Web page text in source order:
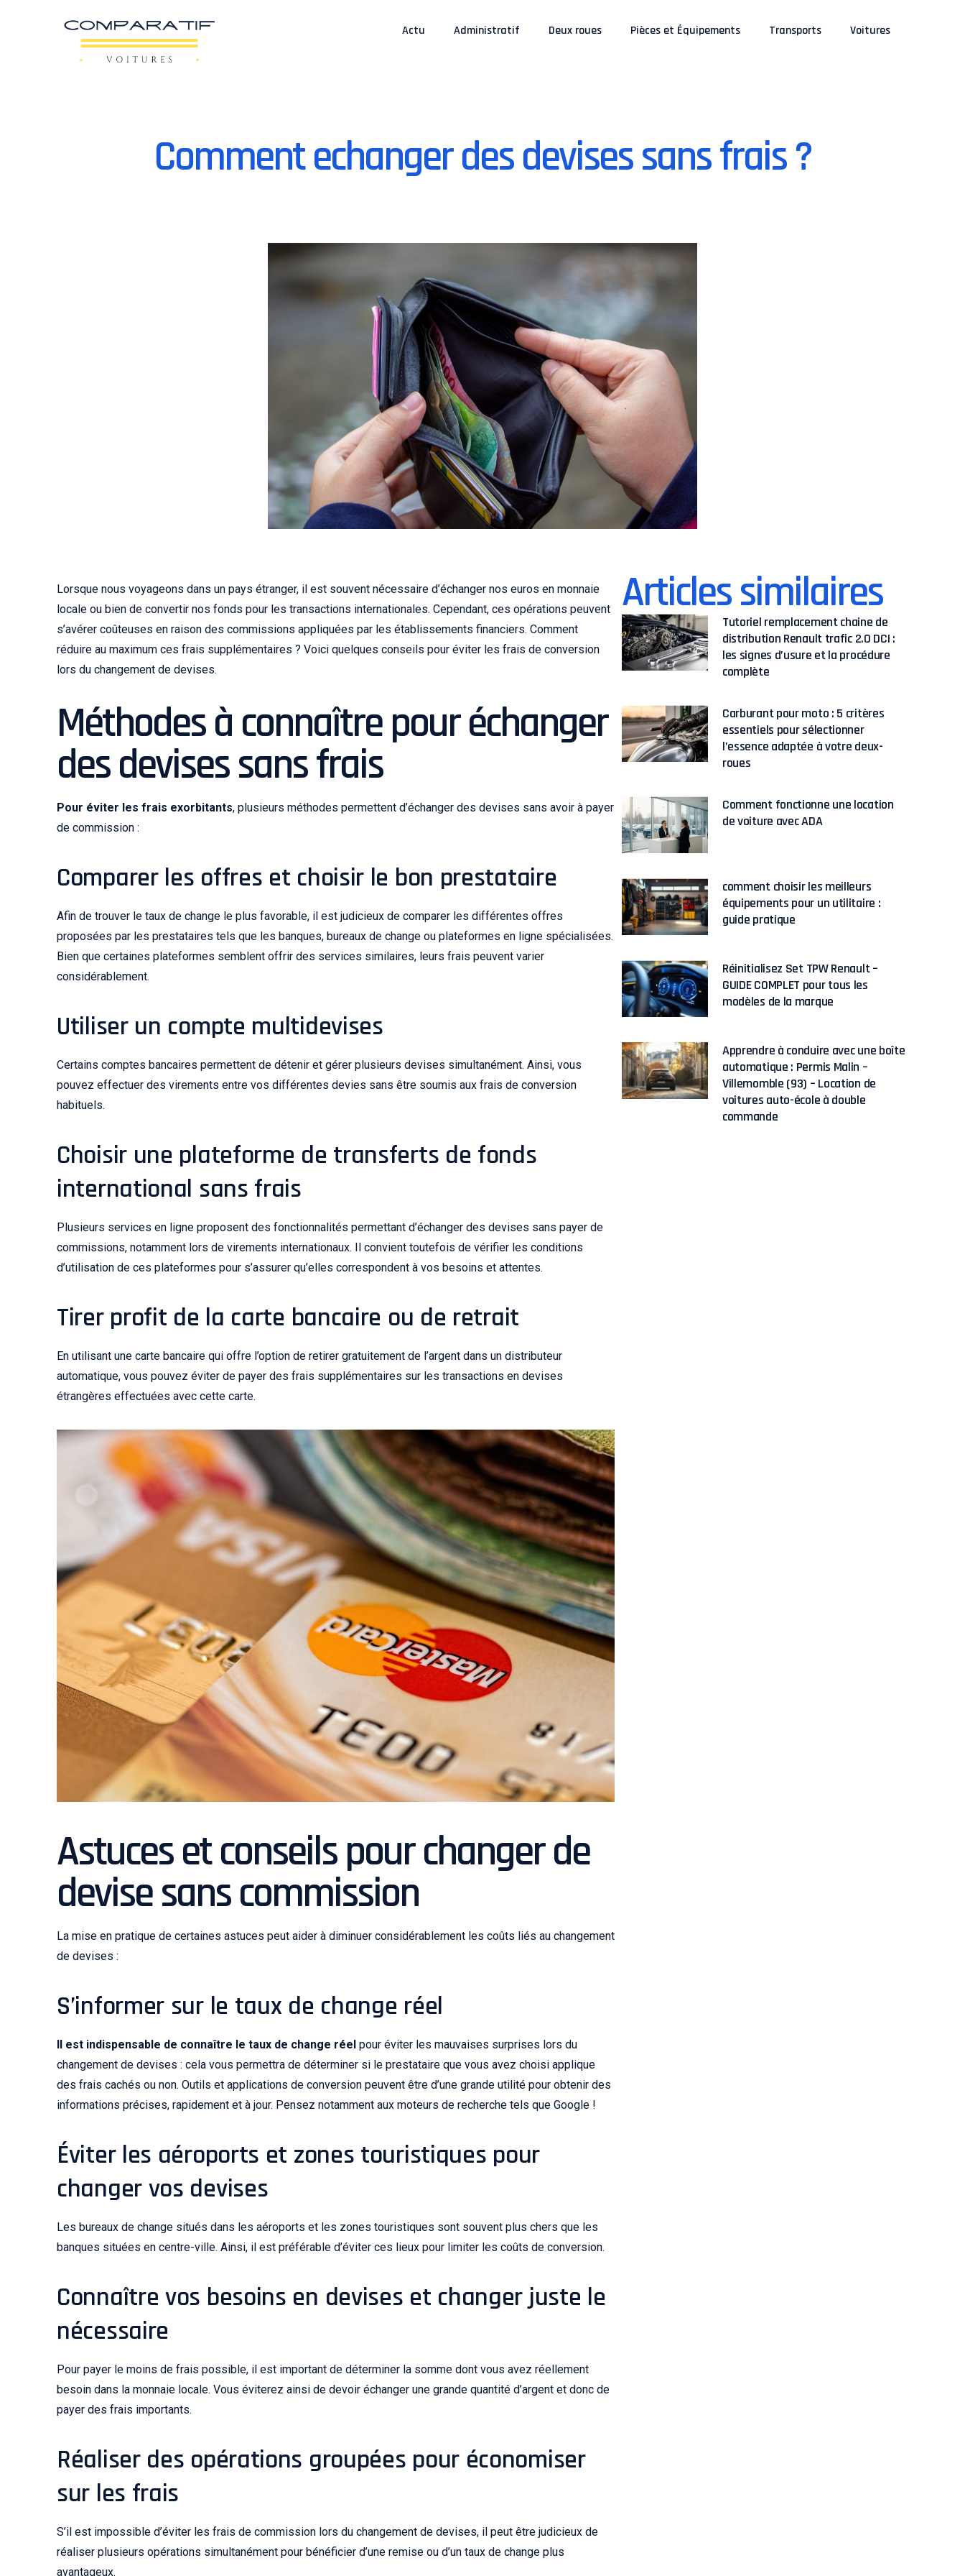
Actu Administratif Deux roues Pièces et Équipements Transports Voitures
Comment echanger des devises sans frais ?
Articles similaires
Tutoriel remplacement chaine de
distribution Renault trafic 2.0 DCI :
les signes d’usure et la procédure
complète
Carburant pour moto : 5 critères
essentiels pour sélectionner
l’essence adaptée à votre deux-
roues
Comment fonctionne une location
de voiture avec ADA
comment choisir les meilleurs
équipements pour un utilitaire :
guide pratique
Réinitialisez Set TPW Renault –
GUIDE COMPLET pour tous les
modèles de la marque
Apprendre à conduire avec une boîte
automatique : Permis Malin –
Villemomble (93) – Location de
voitures auto-école à double
commande
Lorsque nous voyageons dans un pays étranger, il est souvent nécessaire d’échanger nos euros en monnaie
locale ou bien de convertir nos fonds pour les transactions internationales. Cependant, ces opérations peuvent
s’avérer coûteuses en raison des commissions appliquées par les établissements financiers. Comment
réduire au maximum ces frais supplémentaires ? Voici quelques conseils pour éviter les frais de conversion
lors du changement de devises.
Méthodes à connaître pour échanger
des devises sans frais
Pour éviter les frais exorbitants, plusieurs méthodes permettent d’échanger des devises sans avoir à payer
de commission :
Comparer les offres et choisir le bon prestataire
Afin de trouver le taux de change le plus favorable, il est judicieux de comparer les différentes offres
proposées par les prestataires tels que les banques, bureaux de change ou plateformes en ligne spécialisées.
Bien que certaines plateformes semblent offrir des services similaires, leurs frais peuvent varier
considérablement.
Utiliser un compte multidevises
Certains comptes bancaires permettent de détenir et gérer plusieurs devises simultanément. Ainsi, vous
pouvez effectuer des virements entre vos différentes devies sans être soumis aux frais de conversion
habituels.
Choisir une plateforme de transferts de fonds
international sans frais
Plusieurs services en ligne proposent des fonctionnalités permettant d’échanger des devises sans payer de
commissions, notamment lors de virements internationaux. Il convient toutefois de vérifier les conditions
d’utilisation de ces plateformes pour s’assurer qu’elles correspondent à vos besoins et attentes.
Tirer profit de la carte bancaire ou de retrait
En utilisant une carte bancaire qui offre l’option de retirer gratuitement de l’argent dans un distributeur
automatique, vous pouvez éviter de payer des frais supplémentaires sur les transactions en devises
étrangères effectuées avec cette carte.
Astuces et conseils pour changer de
devise sans commission
La mise en pratique de certaines astuces peut aider à diminuer considérablement les coûts liés au changement
de devises :
S’informer sur le taux de change réel
Il est indispensable de connaître le taux de change réel pour éviter les mauvaises surprises lors du
changement de devises : cela vous permettra de déterminer si le prestataire que vous avez choisi applique
des frais cachés ou non. Outils et applications de conversion peuvent être d’une grande utilité pour obtenir des
informations précises, rapidement et à jour. Pensez notamment aux moteurs de recherche tels que Google !
Éviter les aéroports et zones touristiques pour
changer vos devises
Les bureaux de change situés dans les aéroports et les zones touristiques sont souvent plus chers que les
banques situées en centre-ville. Ainsi, il est préférable d’éviter ces lieux pour limiter les coûts de conversion.
Connaître vos besoins en devises et changer juste le
nécessaire
Pour payer le moins de frais possible, il est important de déterminer la somme dont vous avez réellement
besoin dans la monnaie locale. Vous éviterez ainsi de devoir échanger une grande quantité d’argent et donc de
payer des frais importants.
Réaliser des opérations groupées pour économiser
sur les frais
S’il est impossible d’éviter les frais de commission lors du changement de devises, il peut être judicieux de
réaliser plusieurs opérations simultanément pour bénéficier d’une remise ou d’un taux de change plus
avantageux.